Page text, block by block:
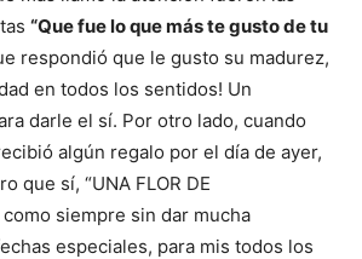
“Que fue lo que más te gusto de tu
respondió que le gusto su madurez,
en todos los sentidos! Un
darle el sí. Por otro lado, cuando
algún regalo por el día de ayer,
que sí, “UNA FLOR DE
como siempre sin dar mucha
especiales, para mis todos los